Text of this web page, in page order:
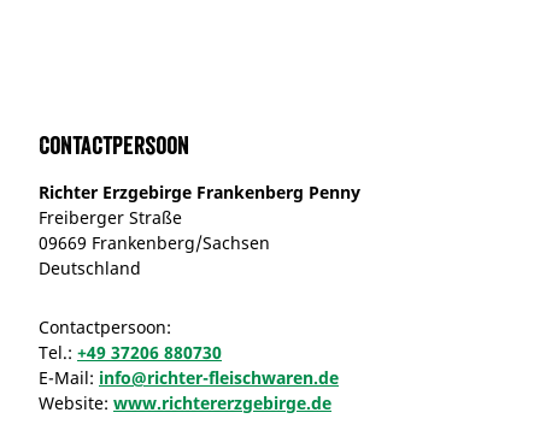
Contactpersoon
Richter Erzgebirge Frankenberg Penny
Freiberger Straße
09669 Frankenberg/Sachsen
Deutschland
Contactpersoon:
Tel.: +49 37206 880730
E-Mail: info@richter-fleischwaren.de
Website: www.richtererzgebirge.de